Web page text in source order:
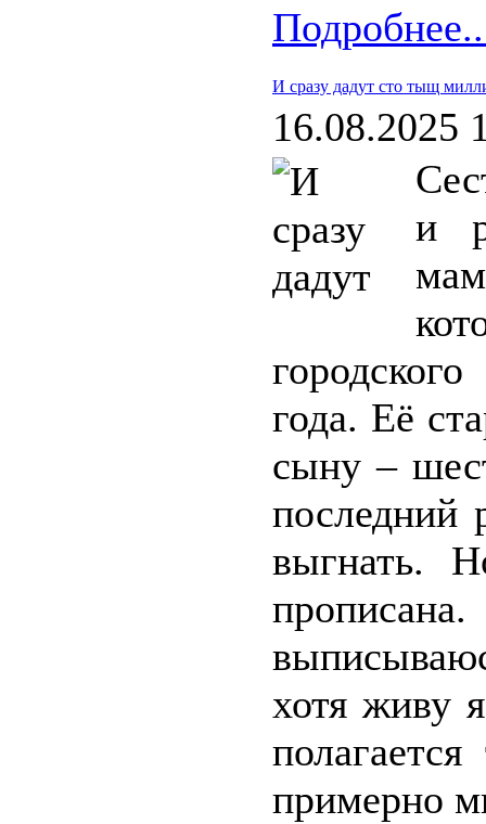
И сразу дадут сто тыщ
16.08.2025
и
года. Её
сыну –
последний
выгнать.
хотя живу
примерно